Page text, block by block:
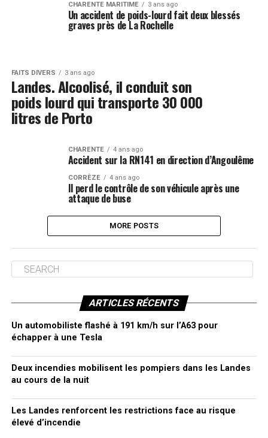
CHARENTE MARITIME 3 ans ago
Un accident de poids-lourd fait deux blessés
graves près de La Rochelle
FAITS DIVERS 3 ans ago
Landes. Alcoolisé, il conduit son
poids lourd qui transporte 30 000
litres de Porto
CHARENTE 4 ans ago
Accident sur la RN141 en direction d’Angoulême
CORRÈZE 4 ans ago
Il perd le contrôle de son véhicule après une
attaque de buse
MORE POSTS
ARTICLES RÉCENTS
Un automobiliste flashé à 191 km/h sur l’A63 pour
échapper à une Tesla
Deux incendies mobilisent les pompiers dans les Landes
au cours de la nuit
Les Landes renforcent les restrictions face au risque
élevé d’incendie